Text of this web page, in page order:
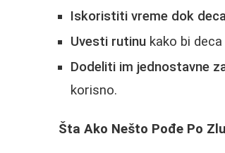
Iskoristiti vreme dok
Uvesti rutinu kako bi
Dodeliti im jednostavne
korisno.
Šta Ako Nešto Pođe Po